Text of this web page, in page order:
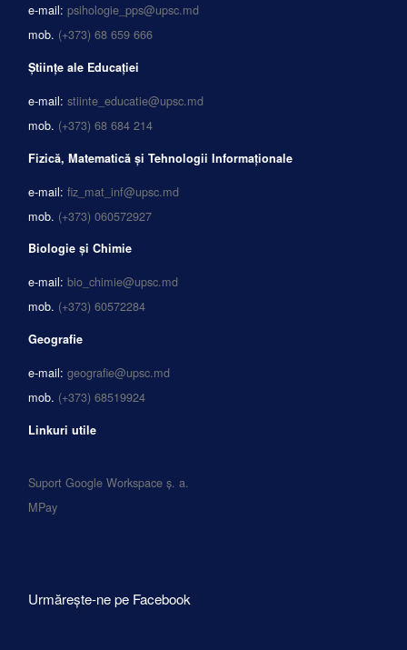
e-mail: psihologie_pps@upsc.md
mob. (+373) 68 659 666
Științe ale Educației
e-mail: stiinte_educatie@upsc.md
mob. (+373) 68 684 214
Fizică, Matematică și Tehnologii Informaționale
e-mail: fiz_mat_inf@upsc.md
mob. (+373) 060572927
Biologie și Chimie
e-mail: bio_chimie@upsc.md
mob. (+373) 60572284
Geografie
e-mail: geografie@upsc.md
mob. (+373) 68519924
Linkuri utile
Suport Google Workspace ș. a.
MPay
Urmărește-ne pe Facebook